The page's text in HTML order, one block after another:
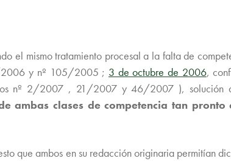
el mismo tratamiento procesal a la falta de
y nº 105/2005 ; 3 de octubre de 2006,
nº 2/2007 , 21/2007 y 46/2007 ), solución
clases de competencia tan
que ambos en su redacción originaria permitían